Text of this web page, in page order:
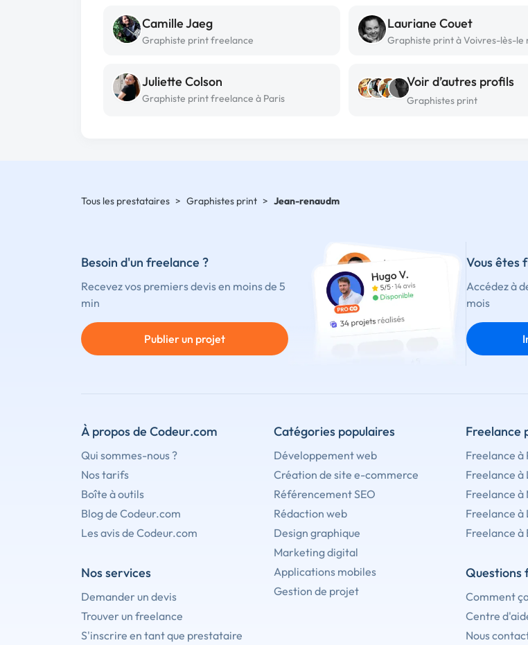
Camille Jaeg
Graphiste print freelance
Lauriane Couet
Graphiste print à Voivres-lès-le
Juliette Colson
Graphiste print freelance à Paris
Voir d’autres profils
Graphistes print
Tous les prestataires > Graphistes print > Jean-renaudm
Besoin d'un freelance ?
Recevez vos premiers devis en moins de 5
min
Publier un projet
Vous êtes
Accédez à
mois
À propos de Codeur.com
Qui sommes-nous ?
Nos tarifs
Boîte à outils
Blog de Codeur.com
Les avis de Codeur.com
Nos services
Demander un devis
Trouver un freelance
S'inscrire en tant que prestataire
Catégories populaires
Développement web
Création de site e-commerce
Référencement SEO
Rédaction web
Design graphique
Marketing digital
Applications mobiles
Gestion de projet
Freelance
Freelance à
Freelance à
Freelance à
Freelance à
Freelance à
Questions
Comment
Centre
Nous